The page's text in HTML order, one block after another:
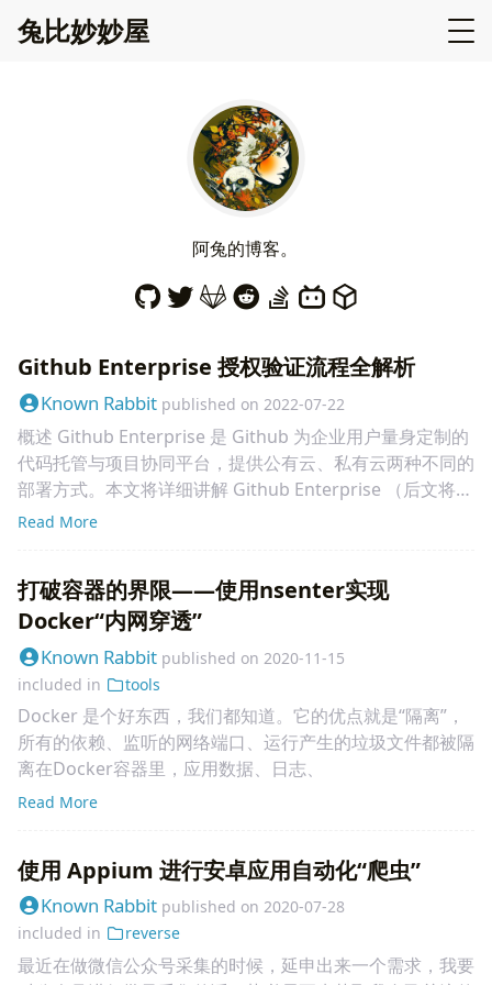
兔比妙妙屋
阿兔的博客。
Github Enterprise 授权验证流程全解析
Known Rabbit published on 2022-07-22
概述 Github Enterprise 是 Github 为企业用户量身定制的
代码托管与项目协同平台，提供公有云、私有云两种不同的
部署方式。本文将详细讲解 Github Enterprise （后文将简
称为 GHE）lic
Read More
打破容器的界限——使用nsenter实现
Docker“内网穿透”
Known Rabbit published on 2020-11-15
included in
tools
Docker 是个好东西，我们都知道。它的优点就是“隔离”，
所有的依赖、监听的网络端口、运行产生的垃圾文件都被隔
离在Docker容器里，应用数据、日志、
Read More
使用 Appium 进行安卓应用自动化“爬虫”
Known Rabbit published on 2020-07-28
included in
reverse
最近在做微信公众号采集的时候，延申出来一个需求，我要